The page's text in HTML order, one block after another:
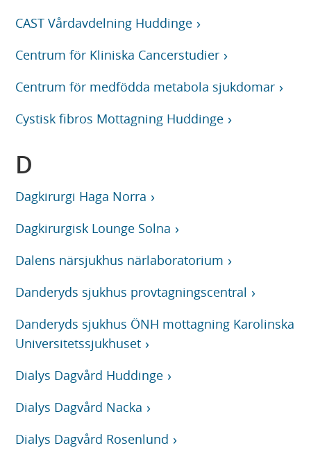
CAST Vårdavdelning Huddinge
Centrum för Kliniska Cancerstudier
Centrum för medfödda metabola sjukdomar
Cystisk fibros Mottagning Huddinge
D
Dagkirurgi Haga Norra
Dagkirurgisk Lounge Solna
Dalens närsjukhus närlaboratorium
Danderyds sjukhus provtagningscentral
Danderyds sjukhus ÖNH mottagning Karolinska
Universitetssjukhuset
Dialys Dagvård Huddinge
Dialys Dagvård Nacka
Dialys Dagvård Rosenlund